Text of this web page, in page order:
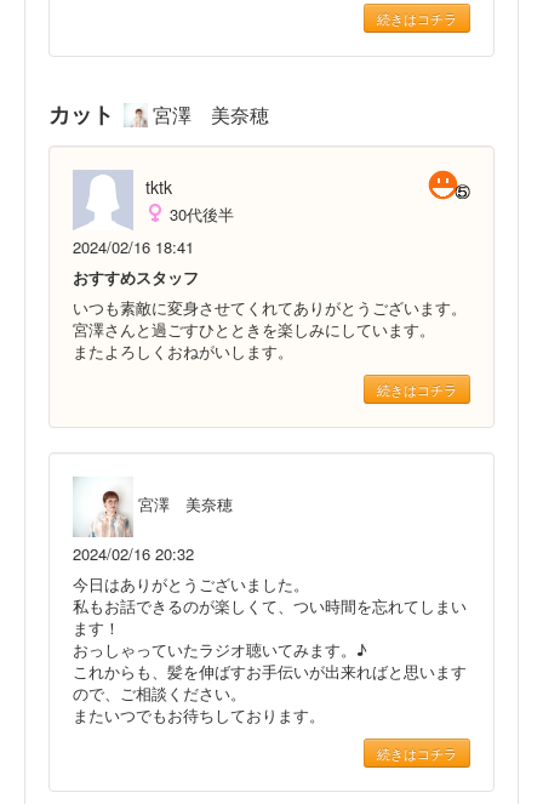
続きはコチラ
カット 宮澤 美奈穂
tktk
30代後半
2024/02/16 18:41
おすすめスタッフ
いつも素敵に変身させてくれてありがとうございます。
宮澤さんと過ごすひとときを楽しみにしています。
またよろしくおねがいします。
続きはコチラ
宮澤 美奈穂
2024/02/16 20:32
今日はありがとうございました。
私もお話できるのが楽しくて、つい時間を忘れてしまい
ます！
おっしゃっていたラジオ聴いてみます。♪
これからも、髪を伸ばすお手伝いが出来ればと思います
ので、ご相談ください。
またいつでもお待ちしております。
続きはコチラ